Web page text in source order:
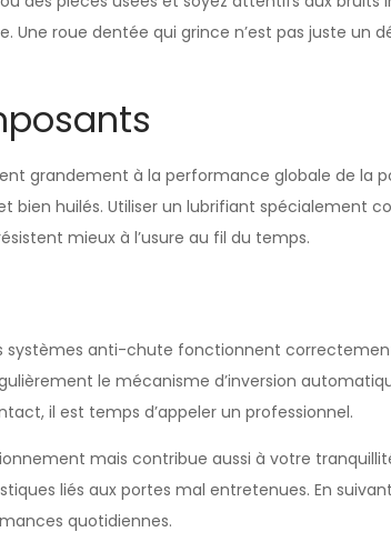
roue dentée qui grince n’est pas juste un
grandement à la performance globale de la
huilés. Utiliser un lubrifiant spécialement
mieux à l’usure au fil du temps.
systèmes anti-chute fonctionnent
le mécanisme d’inversion
il est temps d’appeler un professionnel.
mais contribue aussi à votre
liés aux portes mal entretenues. En
quotidiennes.